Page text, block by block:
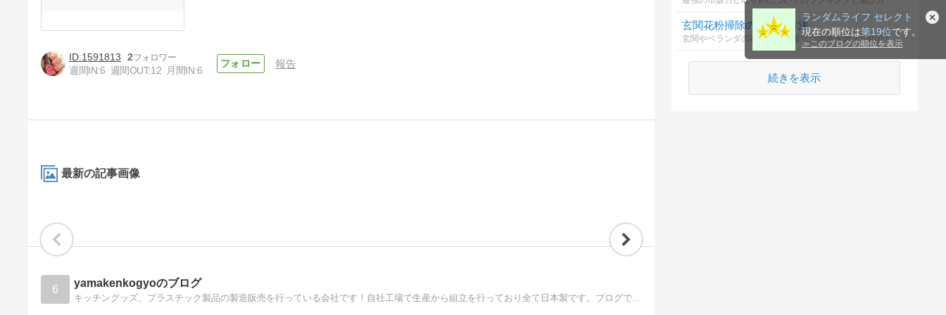
ランダムライフ セレクト
現在の順位は第19位です。
≫ このブログの順位を表示
1591813
2
週間IN:6 週間OUT:12 月間IN:6
報告
最新の記事画像
6 yamakenkogyoのブログ
キッチングッズ、プラスチック製品の製造販売を行っている会社です！自社工場で生産から組立を行っており全て日本製です。ブログで詳しい使用方法を紹介しています。
玄関花粉掃除の最適な方法
玄関やベランダの花粉除去に役立つ簡単掃除法を紹介します。
続きを表示